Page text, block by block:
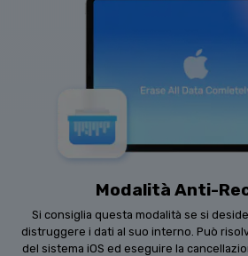
Modalità Anti-
Si consiglia questa modalità se si
distruggere i dati al suo interno. Può
del sistema iOS ed eseguire la